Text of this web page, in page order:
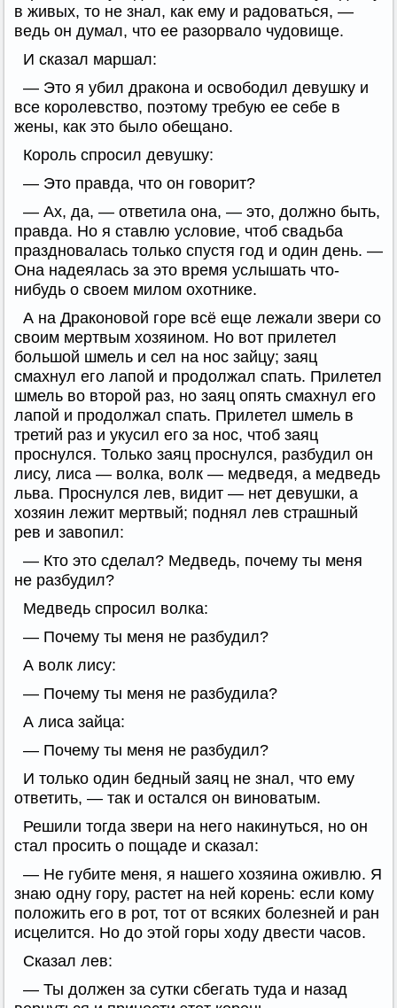
в живых, то не знал, как ему и радоваться, —
ведь он думал, что ее разорвало чудовище.
И сказал маршал:
— Это я убил дракона и освободил девушку и
все королевство, поэтому требую ее себе в
жены, как это было обещано.
Король спросил девушку:
— Это правда, что он говорит?
— Ах, да, — ответила она, — это, должно быть,
правда. Но я ставлю условие, чтоб свадьба
праздновалась только спустя год и один день. —
Она надеялась за это время услышать что-
нибудь о своем милом охотнике.
А на Драконовой горе всё еще лежали звери со
своим мертвым хозяином. Но вот прилетел
большой шмель и сел на нос зайцу; заяц
смахнул его лапой и продолжал спать. Прилетел
шмель во второй раз, но заяц опять смахнул его
лапой и продолжал спать. Прилетел шмель в
третий раз и укусил его за нос, чтоб заяц
проснулся. Только заяц проснулся, разбудил он
лису, лиса — волка, волк — медведя, а медведь
льва. Проснулся лев, видит — нет девушки, а
хозяин лежит мертвый; поднял лев страшный
рев и завопил:
— Кто это сделал? Медведь, почему ты меня
не разбудил?
Медведь спросил волка:
— Почему ты меня не разбудил?
А волк лису:
— Почему ты меня не разбудила?
А лиса зайца:
— Почему ты меня не разбудил?
И только один бедный заяц не знал, что ему
ответить, — так и остался он виноватым.
Решили тогда звери на него накинуться, но он
стал просить о пощаде и сказал:
— Не губите меня, я нашего хозяина оживлю. Я
знаю одну гору, растет на ней корень: если кому
положить его в рот, тот от всяких болезней и ран
исцелится. Но до этой горы ходу двести часов.
Сказал лев:
— Ты должен за сутки сбегать туда и назад